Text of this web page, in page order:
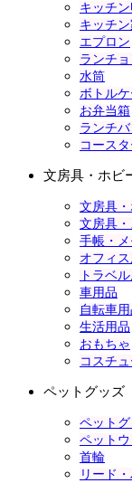
キッチ
キッチ
エプロン
ランチ
水筒
ボトル
お弁当箱
ランチ
コースタ
文房具・ホビ
文房具
文房具
手帳・
オフィ
トラベ
車用品
自転車用
生活用品
おもちゃ
コスチ
ペットグッズ
ペット
ペット
首輪
リード